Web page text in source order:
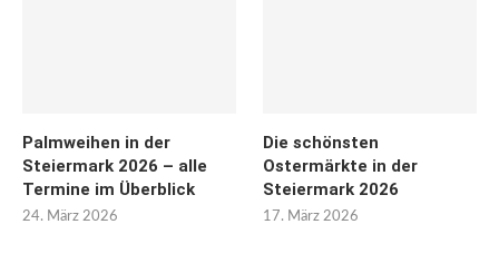
Palmweihen in der
Steiermark 2026 – alle
Termine im Überblick
24. März 2026
Die schönsten
Ostermärkte in der
Steiermark 2026
17. März 2026